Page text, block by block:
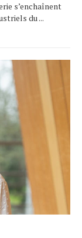
s’enchaînent
du ...